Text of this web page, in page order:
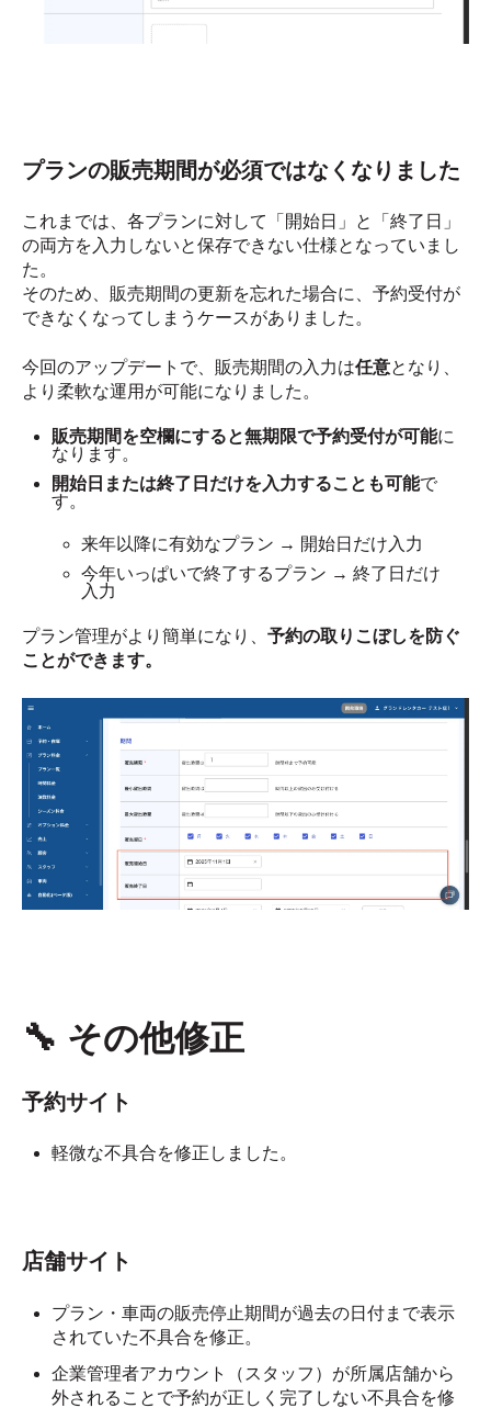
プランの販売期間が必須ではなくなりました
これまでは、各プランに対して「開始日」と「終了日」
の両方を入力しないと保存できない仕様となっていまし
た。
そのため、販売期間の更新を忘れた場合に、予約受付が
できなくなってしまうケースがありました。
今回のアップデートで、販売期間の入力は任意となり、
より柔軟な運用が可能になりました。
販売期間を空欄にすると無期限で予約受付が可能に
なります。
開始日または終了日だけを入力することも可能で
す。
来年以降に有効なプラン → 開始日だけ入力
今年いっぱいで終了するプラン → 終了日だけ
入力
プラン管理がより簡単になり、 予約の取りこぼしを防ぐ
ことができます。
🔧 その他修正
予約サイト
軽微な不具合を修正しました。
店舗サイト
プラン・車両の販売停止期間が過去の日付まで表示
されていた不具合を修正。
企業管理者アカウント（スタッフ）が所属店舗から
外されることで予約が正しく完了しない不具合を修